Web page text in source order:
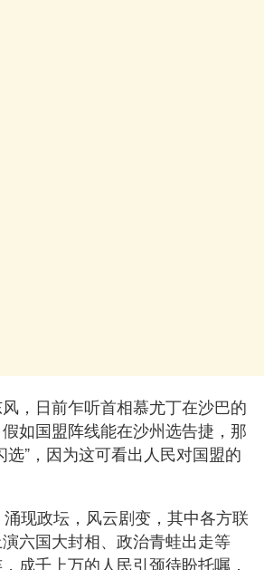
，日前乍听首相慕尤丁在沙巴的
如国盟阵线能在沙州选告捷，那
选”，因为这可看出人民对国盟的
现政坛，风云剧变，其中各方联
六国大封相、政治青蛙出走等
成千上万的人民引颈待盼托嘱，